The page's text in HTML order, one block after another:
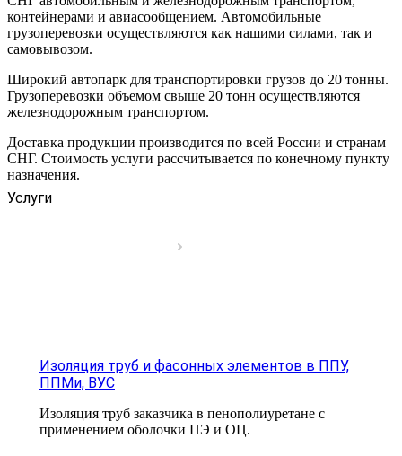
контейнерами и авиасообщением. Автомобильные
грузоперевозки осуществляются как нашими силами, так и
самовывозом.
Широкий автопарк для транспортировки грузов до 20 тонны.
Грузоперевозки объемом свыше 20 тонн осуществляются
железнодорожным транспортом.
Доставка продукции производится по всей России и странам
СНГ. Стоимость услуги рассчитывается по конечному пункту
назначения.
Услуги
Изоляция труб и фасонных элементов в ППУ,
ППМи, ВУС
Изоляция труб заказчика в пенополиуретане с
применением оболочки ПЭ и ОЦ.